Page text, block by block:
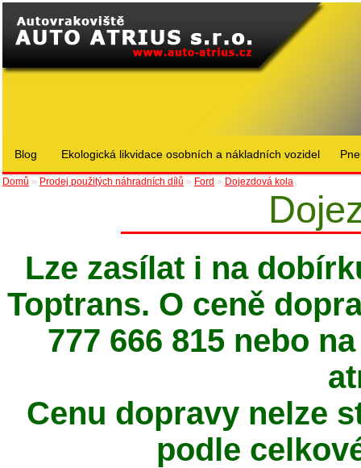
Blog Ekologická likvidace osobních a nákladních vozidel
Domů » Prodej použitých náhradních dílů » Ford » Dojezdová kola
Lze zasílat i na
Toptrans. O ceně
777 666 815 nebo
Cenu dopravy nelze
podle